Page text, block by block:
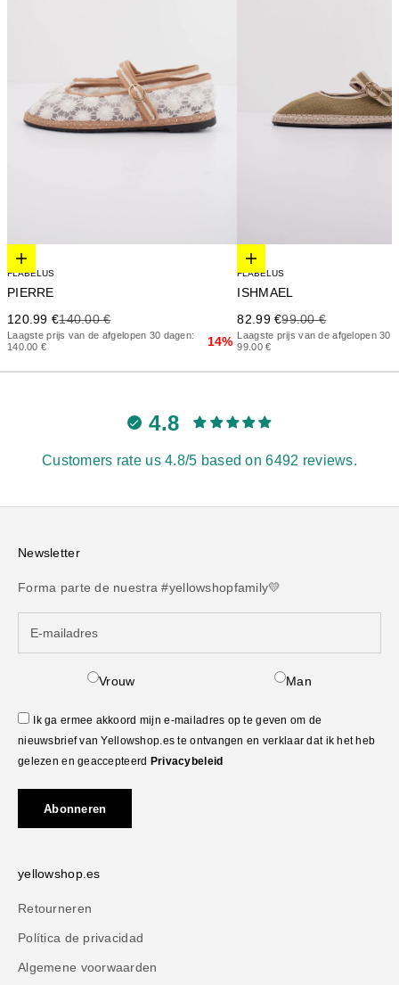
Elige opciones
FLABELUS
PIERRE
Precio de oferta
120.99 €Precio anterior
140.00 €
Laagste prijs van de afgelopen 30 dagen:
140.00 €
14%
Elige opciones
FLABELUS
ISHMAEL
Precio de oferta
82.99 €Precio anterior
99.00 €
Laagste prijs van de afgelopen 30
99.00 €
4.8
Customers rate us 4.8/5 based on 6492 reviews.
Newsletter
Forma parte de nuestra #yellowshopfamily💛
Vrouw Man
Ik ga ermee akkoord mijn e-mailadres op te geven om de
nieuwsbrief van Yellowshop.es te ontvangen en verklaar dat ik het heb
gelezen en geaccepteerd Privacybeleid
Abonneren
yellowshop.es
Retourneren
Política de privacidad
Algemene voorwaarden